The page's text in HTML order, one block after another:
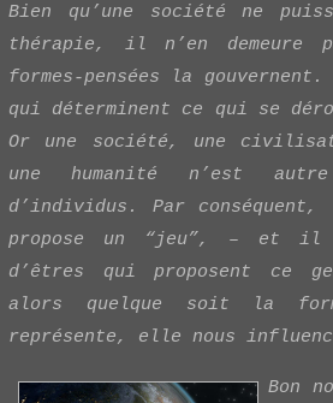
Bien qu’une société ne
thérapie, il n’en demeure
formes-pensées la gouvernent.
qui déterminent ce qui se
Or une société, une
une humanité n’est autre
d’individus. Par
propose un “jeu”, – et il
d’êtres qui proposent ce
alors quelque soit la
représente, elle nous
Bon